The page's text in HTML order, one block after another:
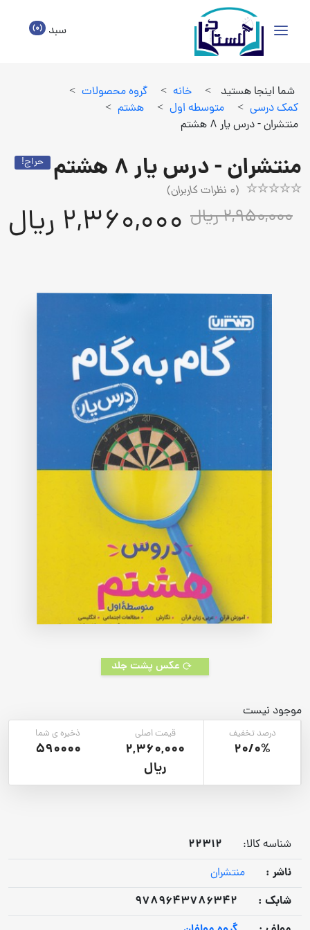
سبد (0)
شما اینجا هستید > خانه > گروه محصولات >
كمك درسي > متوسطه اول > هشتم >
منتشران - درس یار 8 هشتم
منتشران - درس یار 8 هشتم حراج!
5.00
(
0 نظرات کاربران)
2,950,000 ریال 2,360,000 ریال
عکس پشت جلد
موجود نیست
درصد تخفیف
20/0%
قیمت اصلی
2,360,000
ریال
ذخیره ی شما
590000
شناسه کالا:
22312
ناشر :
منتشران
شابک :
9789643786342